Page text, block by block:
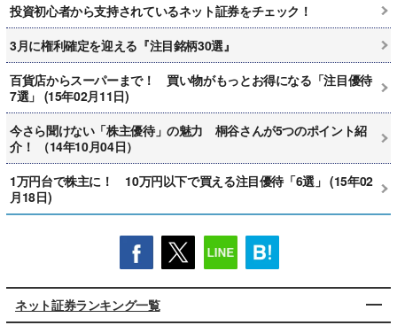
投資初心者から支持されているネット証券をチェック！
3月に権利確定を迎える『注目銘柄30選』
百貨店からスーパーまで！ 買い物がもっとお得になる「注目優待
7選」 (15年02月11日)
今さら聞けない「株主優待」の魅力 桐谷さんが5つのポイント紹
介！ （14年10月04日）
1万円台で株主に！ 10万円以下で買える注目優待「6選」 (15年02
月18日)
ネット証券ランキング一覧